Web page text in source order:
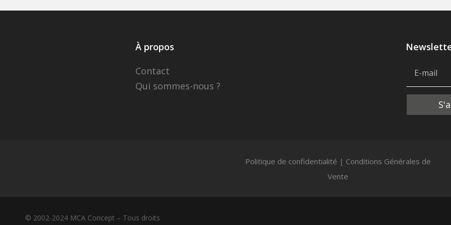
À propos
Contact
Qui sommes-nous ?
Alternative:
Politique de confidentialité | Conditions Générales de
Vente
© 2002-2024 MCA Concept – Tous droits